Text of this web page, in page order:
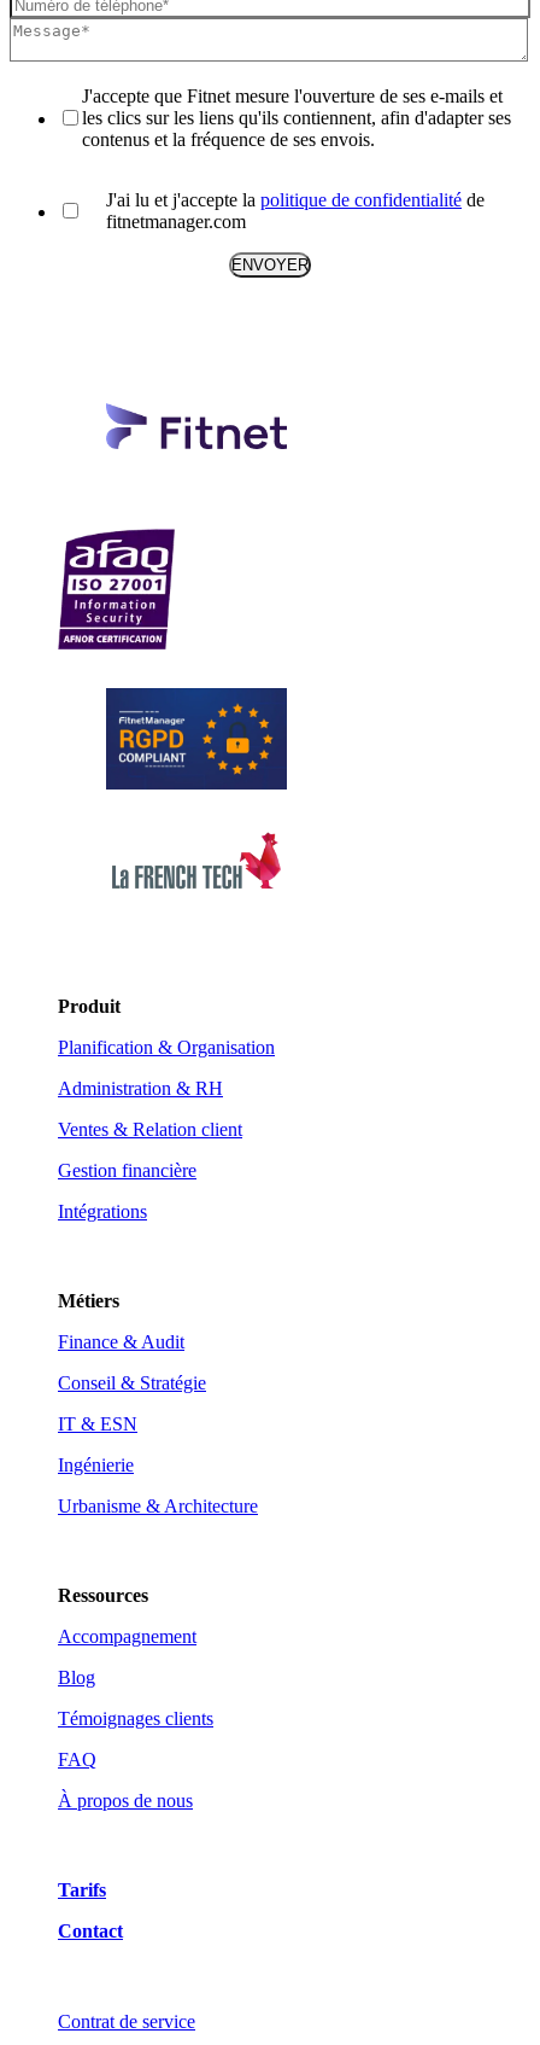
J'accepte que Fitnet mesure l'ouverture de ses e-mails et
les clics sur les liens qu'ils contiennent, afin d'adapter ses
contenus et la fréquence de ses envois.
J'ai lu et j'accepte la politique de confidentialité de
fitnetmanager.com
Produit
Planification & Organisation
Administration & RH
Ventes & Relation client
Gestion financière
Intégrations
Métiers
Finance & Audit
Conseil & Stratégie
IT & ESN
Ingénierie
Urbanisme & Architecture
Ressources
Accompagnement
Blog
Témoignages clients
FAQ
À propos de nous
Tarifs
Contact
Contrat de service